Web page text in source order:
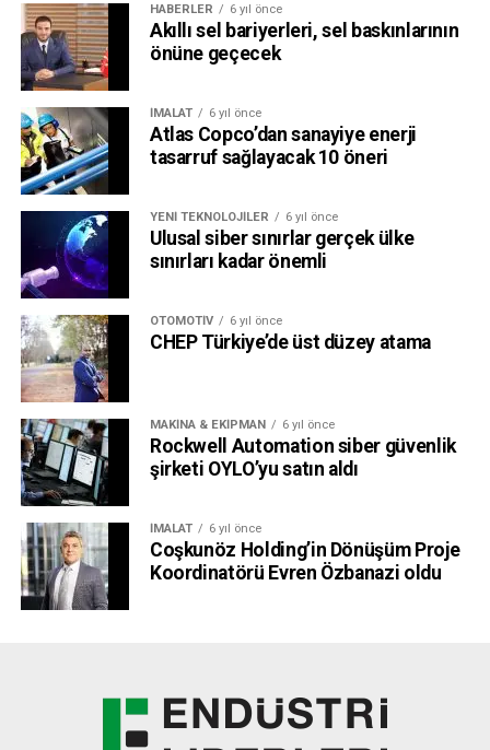
HABERLER 6 yıl önce
Akıllı sel bariyerleri, sel baskınlarının
önüne geçecek
İMALAT 6 yıl önce
Atlas Copco’dan sanayiye enerji
tasarruf sağlayacak 10 öneri
YENI TEKNOLOJILER 6 yıl önce
Ulusal siber sınırlar gerçek ülke
sınırları kadar önemli
OTOMOTIV 6 yıl önce
CHEP Türkiye’de üst düzey atama
MAKINA & EKIPMAN 6 yıl önce
Rockwell Automation siber güvenlik
şirketi OYLO’yu satın aldı
İMALAT 6 yıl önce
Coşkunöz Holding’in Dönüşüm Proje
Koordinatörü Evren Özbanazi oldu